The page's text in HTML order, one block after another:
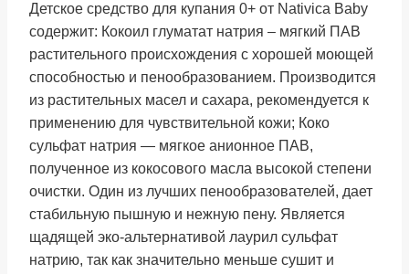
Детское средство для купания 0+ от Nativica Baby
содержит: Кокоил глуматат натрия – мягкий ПАВ
растительного происхождения с хорошей моющей
способностью и пенообразованием. Производится
из растительных масел и сахара, рекомендуется к
применению для чувствительной кожи; Коко
сульфат натрия — мягкое анионное ПАВ,
полученное из кокосового масла высокой степени
очистки. Один из лучших пенообразователей, дает
стабильную пышную и нежную пену. Является
щадящей эко-альтернативой лаурил сульфат
натрию, так как значительно меньше сушит и